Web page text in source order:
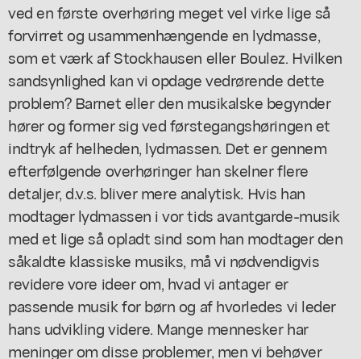
ved en første overhøring meget vel virke lige så
forvirret og usammenhængende en lydmasse,
som et værk af Stockhausen eller Boulez. Hvilken
sandsynlighed kan vi opdage vedrørende dette
problem? Barnet eller den musikalske begynder
hører og former sig ved førstegangshøringen et
indtryk af helheden, lydmassen. Det er gennem
efterfølgende overhøringer han skelner flere
detaljer, d.v.s. bliver mere analytisk. Hvis han
modtager lydmassen i vor tids avantgarde-musik
med et lige så opladt sind som han modtager den
såkaldte klassiske musiks, må vi nødvendigvis
revidere vore ideer om, hvad vi antager er
passende musik for børn og af hvorledes vi leder
hans udvikling videre. Mange mennesker har
meninger om disse problemer, men vi behøver